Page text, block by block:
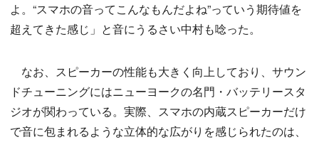
よ。“スマホの音ってこんなもんだよね”っていう期待値を
超えてきた感じ」と音にうるさい中村も唸った。
なお、スピーカーの性能も大きく向上しており、サウン
ドチューニングにはニューヨークの名門・バッテリースタ
ジオが関わっている。実際、スマホの内蔵スピーカーだけ
で音に包まれるような立体的な広がりを感じられたのは、